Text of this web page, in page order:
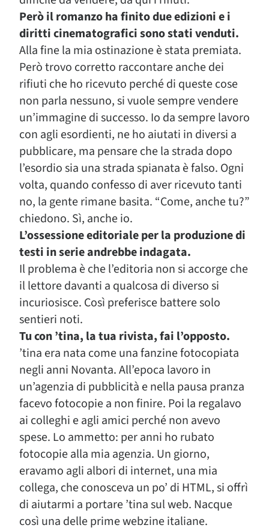
Però il romanzo ha finito due edizioni e i
diritti cinematografici sono stati venduti.
Alla fine la mia ostinazione è stata premiata.
Però trovo corretto raccontare anche dei
rifiuti che ho ricevuto perché di queste cose
non parla nessuno, si vuole sempre vendere
un’immagine di successo. Io da sempre lavoro
con agli esordienti, ne ho aiutati in diversi a
pubblicare, ma pensare che la strada dopo
l’esordio sia una strada spianata è falso. Ogni
volta, quando confesso di aver ricevuto tanti
no, la gente rimane basita. “Come, anche tu?”
chiedono. Sì, anche io.
L’ossessione editoriale per la produzione di
testi in serie andrebbe indagata.
Il problema è che l’editoria non si accorge che
il lettore davanti a qualcosa di diverso si
incuriosisce. Così preferisce battere solo
sentieri noti.
Tu con ’tina, la tua rivista, fai l’opposto.
’tina era nata come una fanzine fotocopiata
negli anni Novanta. All’epoca lavoro in
un’agenzia di pubblicità e nella pausa pranza
facevo fotocopie a non finire. Poi la regalavo
ai colleghi e agli amici perché non avevo
spese. Lo ammetto: per anni ho rubato
fotocopie alla mia agenzia. Un giorno,
eravamo agli albori di internet, una mia
collega, che conosceva un po’ di HTML, si offrì
di aiutarmi a portare ’tina sul web. Nacque
così una delle prime webzine italiane.